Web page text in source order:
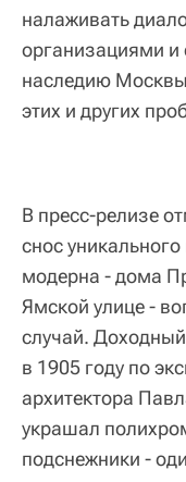
налаживать
организациями и
наследию
этих и других
В пресс-релизе
снос
модерна - дома
Ямской улице -
случай.
в 1905 году по
архитектора
украшал
подснежники -